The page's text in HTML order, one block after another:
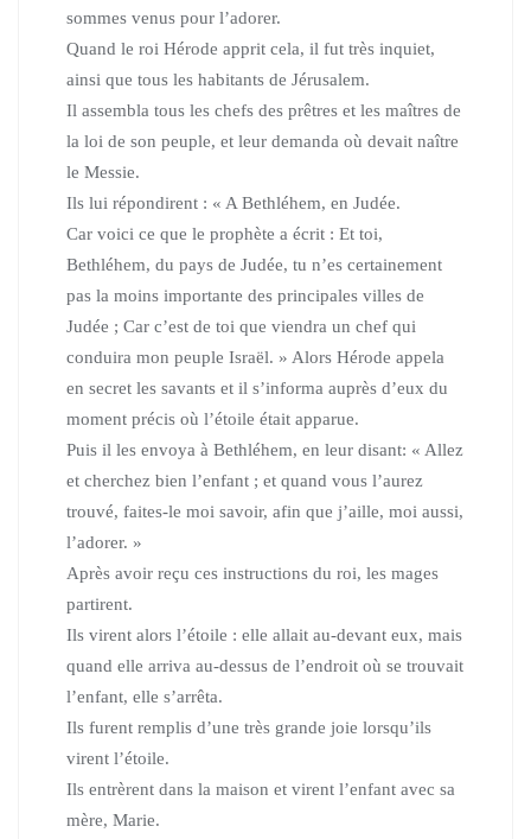
sommes venus pour l’adorer.
Quand le roi Hérode apprit cela, il fut très inquiet,
ainsi que tous les habitants de Jérusalem.
Il assembla tous les chefs des prêtres et les maîtres de
la loi de son peuple, et leur demanda où devait naître
le Messie.
Ils lui répondirent : « A Bethléhem, en Judée.
Car voici ce que le prophète a écrit : Et toi,
Bethléhem, du pays de Judée, tu n’es certainement
pas la moins importante des principales villes de
Judée ; Car c’est de toi que viendra un chef qui
conduira mon peuple Israël. » Alors Hérode appela
en secret les savants et il s’informa auprès d’eux du
moment précis où l’étoile était apparue.
Puis il les envoya à Bethléhem, en leur disant: « Allez
et cherchez bien l’enfant ; et quand vous l’aurez
trouvé, faites-le moi savoir, afin que j’aille, moi aussi,
l’adorer. »
Après avoir reçu ces instructions du roi, les mages
partirent.
Ils virent alors l’étoile : elle allait au-devant eux, mais
quand elle arriva au-dessus de l’endroit où se trouvait
l’enfant, elle s’arrêta.
Ils furent remplis d’une très grande joie lorsqu’ils
virent l’étoile.
Ils entrèrent dans la maison et virent l’enfant avec sa
mère, Marie.